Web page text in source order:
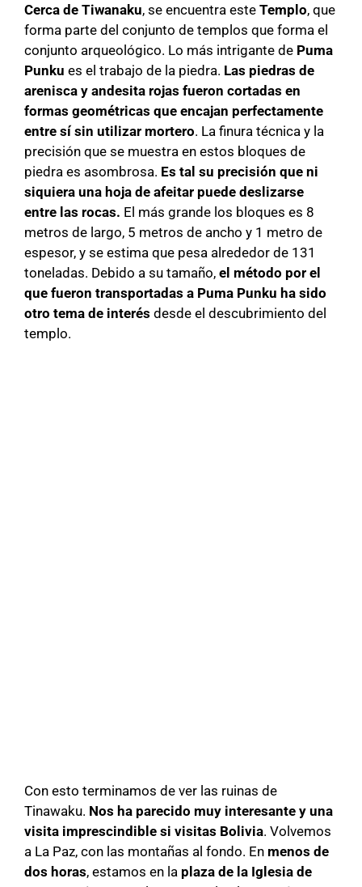
Cerca de Tiwanaku, se encuentra este Templo, que
forma parte del conjunto de templos que forma el
conjunto arqueológico. Lo más intrigante de Puma
Punku es el trabajo de la piedra. Las piedras de
arenisca y andesita rojas fueron cortadas en
formas geométricas que encajan perfectamente
entre sí sin utilizar mortero. La finura técnica y la
precisión que se muestra en estos bloques de
piedra es asombrosa. Es tal su precisión que ni
siquiera una hoja de afeitar puede deslizarse
entre las rocas. El más grande los bloques es 8
metros de largo, 5 metros de ancho y 1 metro de
espesor, y se estima que pesa alrededor de 131
toneladas. Debido a su tamaño, el método por el
que fueron transportadas a Puma Punku ha sido
otro tema de interés desde el descubrimiento del
templo.
Con esto terminamos de ver las ruinas de
Tinawaku. Nos ha parecido muy interesante y una
visita imprescindible si visitas Bolivia. Volvemos
a La Paz, con las montañas al fondo. En menos de
dos horas, estamos en la plaza de la Iglesia de